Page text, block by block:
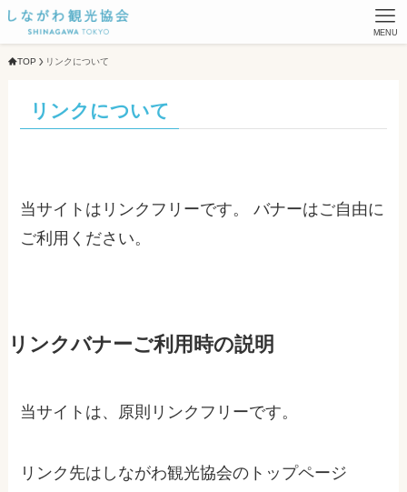
MENU
TOP リンクについて
リンクについて
当サイトはリンクフリーです。 バナーはご自由に
ご利用ください。
リンクバナーご利用時の説明
当サイトは、原則リンクフリーです。
リンク先はしながわ観光協会のトップページ